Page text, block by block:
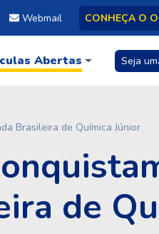
Webmail CONHEÇA O
Abertas Seja
Brasileira de Química Júnior
de